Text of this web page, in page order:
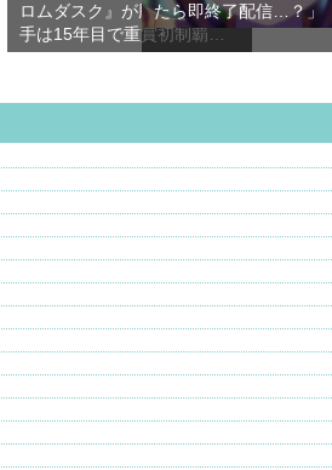
ロムダスク』が勝利！中井騎
手は15年目で重賞初制覇…
たら即終了配信…？」